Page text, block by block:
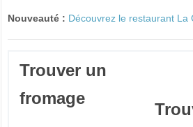
Nouveauté : Découvrez le restaurant La
Trouver un
fromage